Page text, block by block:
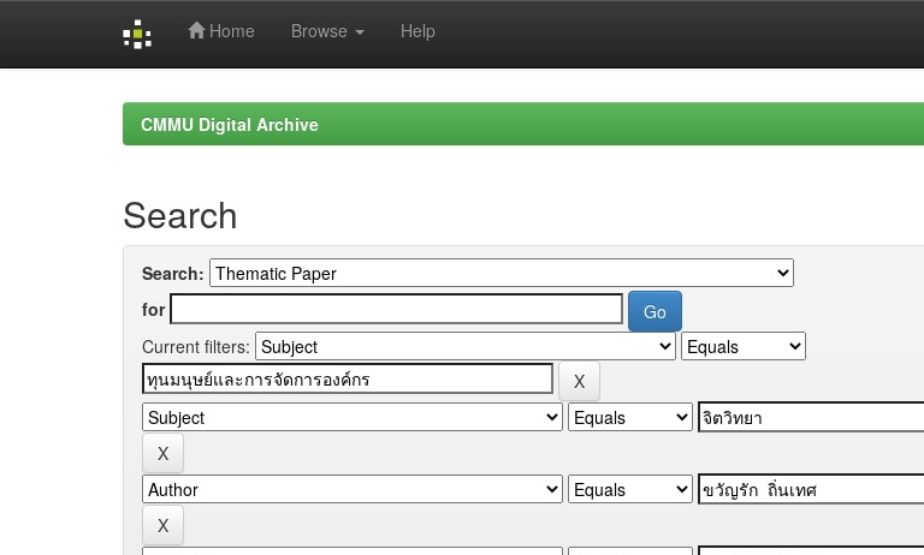
Home Browse Help
CMMU Digital Archive
Search
Search:
for
Current filters: